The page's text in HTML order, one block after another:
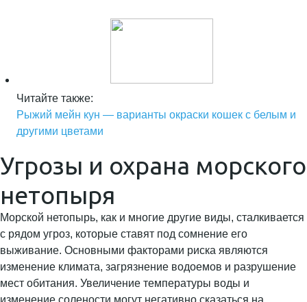
Читайте также:
Рыжий мейн кун — варианты окраски кошек с белым и
другими цветами
Угрозы и охрана морского
нетопыря
Морской нетопырь, как и многие другие виды, сталкивается
с рядом угроз, которые ставят под сомнение его
выживание. Основными факторами риска являются
изменение климата, загрязнение водоемов и разрушение
мест обитания. Увеличение температуры воды и
изменение солености могут негативно сказаться на